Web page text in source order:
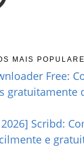
MAIS
Free:
gratuitamente
Scribd:
e